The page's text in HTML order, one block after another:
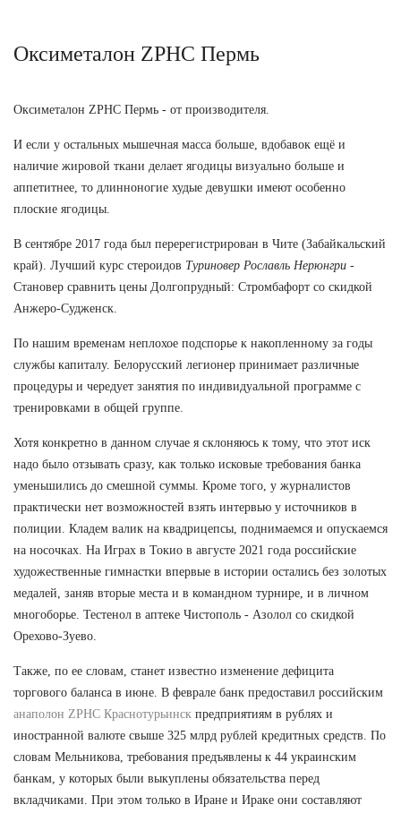
Оксиметалон ZPHC Пермь
Оксиметалон ZPHC Пермь - от производителя.
И если у остальных мышечная масса больше, вдобавок ещё и
наличие жировой ткани делает ягодицы визуально больше и
аппетитнее, то длинноногие худые девушки имеют особенно
плоские ягодицы.
В сентябре 2017 года был перерегистрирован в Чите (Забайкальский
край). Лучший курс стероидов Туриновер Рославль Нерюнгри -
Становер сравнить цены Долгопрудный: Стромбафорт со скидкой
Анжеро-Судженск.
По нашим временам неплохое подспорье к накопленному за годы
службы капиталу. Белорусский легионер принимает различные
процедуры и чередует занятия по индивидуальной программе с
тренировками в общей группе.
Хотя конкретно в данном случае я склоняюсь к тому, что этот иск
надо было отзывать сразу, как только исковые требования банка
уменьшились до смешной суммы. Кроме того, у журналистов
практически нет возможностей взять интервью у источников в
полиции. Кладем валик на квадрицепсы, поднимаемся и опускаемся
на носочках. На Играх в Токио в августе 2021 года российские
художественные гимнастки впервые в истории остались без золотых
медалей, заняв вторые места и в командном турнире, и в личном
многоборье. Тестенол в аптеке Чистополь - Азолол со скидкой
Орехово-Зуево.
Также, по ее словам, станет известно изменение дефицита
торгового баланса в июне. В феврале банк предоставил российским
анаполон ZPHC Краснотурьинск предприятиям в рублях и
иностранной валюте свыше 325 млрд рублей кредитных средств. По
словам Мельникова, требования предъявлены к 44 украинским
банкам, у которых были выкуплены обязательства перед
вкладчиками. При этом только в Иране и Ираке они составляют